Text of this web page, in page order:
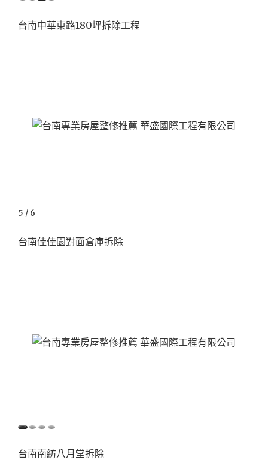
台南中華東路180坪拆除工程
5 / 6
台南佳佳園對面倉庫拆除
台南南紡八月堂拆除